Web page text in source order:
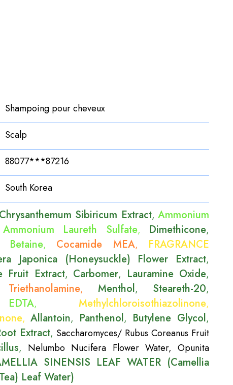
Shampoing pour cheveux
Scalp
88077***87216
South Korea
Chrysanthemum Sibiricum Extract, Ammonium
Ammonium Laureth Sulfate, Dimethicone,
Betaine, Cocamide MEA, FRAGRANCE
Japonica (Honeysuckle) Flower Extract,
Fruit Extract, Carbomer, Lauramine Oxide,
Triethanolamine, Menthol, Steareth-20,
, Methylchloroisothiazolinone,
,Allantoin, Panthenol, Butylene Glycol,
Extract, Saccharomyces/ Rubus Coreanus Fruit
, Nelumbo Nucifera Flower Water, Opunita
SINENSIS LEAF WATER (Camellia
Leaf Water)